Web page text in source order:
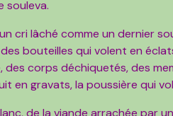
souleva.
cri lâché comme un dernier
bouteilles qui volent en
des corps déchiquetés, des
en gravats, la poussière qui
de la viande arrachée par